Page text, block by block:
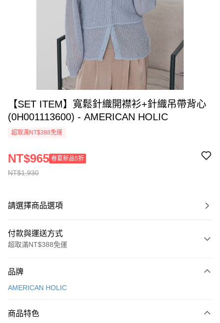
【SET ITEM】寬鬆針織開襟衫+針織吊帶背心
(0H001113600) - AMERICAN HOLIC
超取滿NT$388免運
NT$1,930
NT$965 春夏新品5折
請選擇商品選項
付款與運送方式
超取滿NT$388免運
信用卡一次付款
3 期 0 利率 每期
品牌
AMERICAN HOLIC
商品特色